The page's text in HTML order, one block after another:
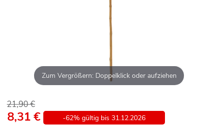
Zum Vergrößern: Doppelklick oder aufziehen
21,90 €
8,31 € -62% gültig bis 31.12.2026